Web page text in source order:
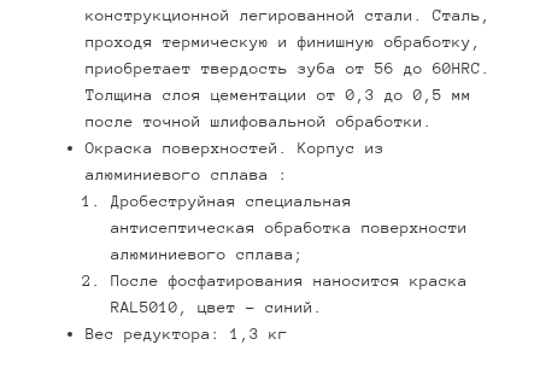
конструкционной легированной стали. Сталь,
проходя термическую и финишную обработку,
приобретает твердость зуба от 56 до 60HRC.
Толщина слоя цементации от 0,3 до 0,5 мм
после точной шлифовальной обработки.
Окраска поверхностей. Корпус из
алюминиевого сплава :
Дробеструйная специальная
антисептическая обработка поверхности
алюминиевого сплава;
После фосфатирования наносится краска
RAL5010, цвет – синий.
Вес редуктора: 1,3 кг